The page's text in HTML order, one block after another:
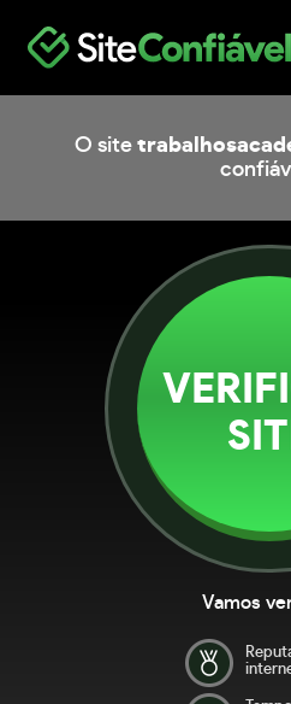
O site
Vamos